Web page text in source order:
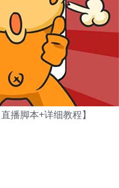
播脚本+详细教程】